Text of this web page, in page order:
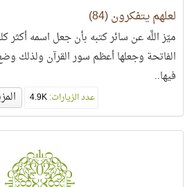
لعلهم يتفكرون (84)
ميّز اللَّه عن سائر كتبه بأن جعل اسمه أكثر
الفاتحة وجعلها أعظم سور القرآن ولذلك
فيها..
عدد الزيارات: